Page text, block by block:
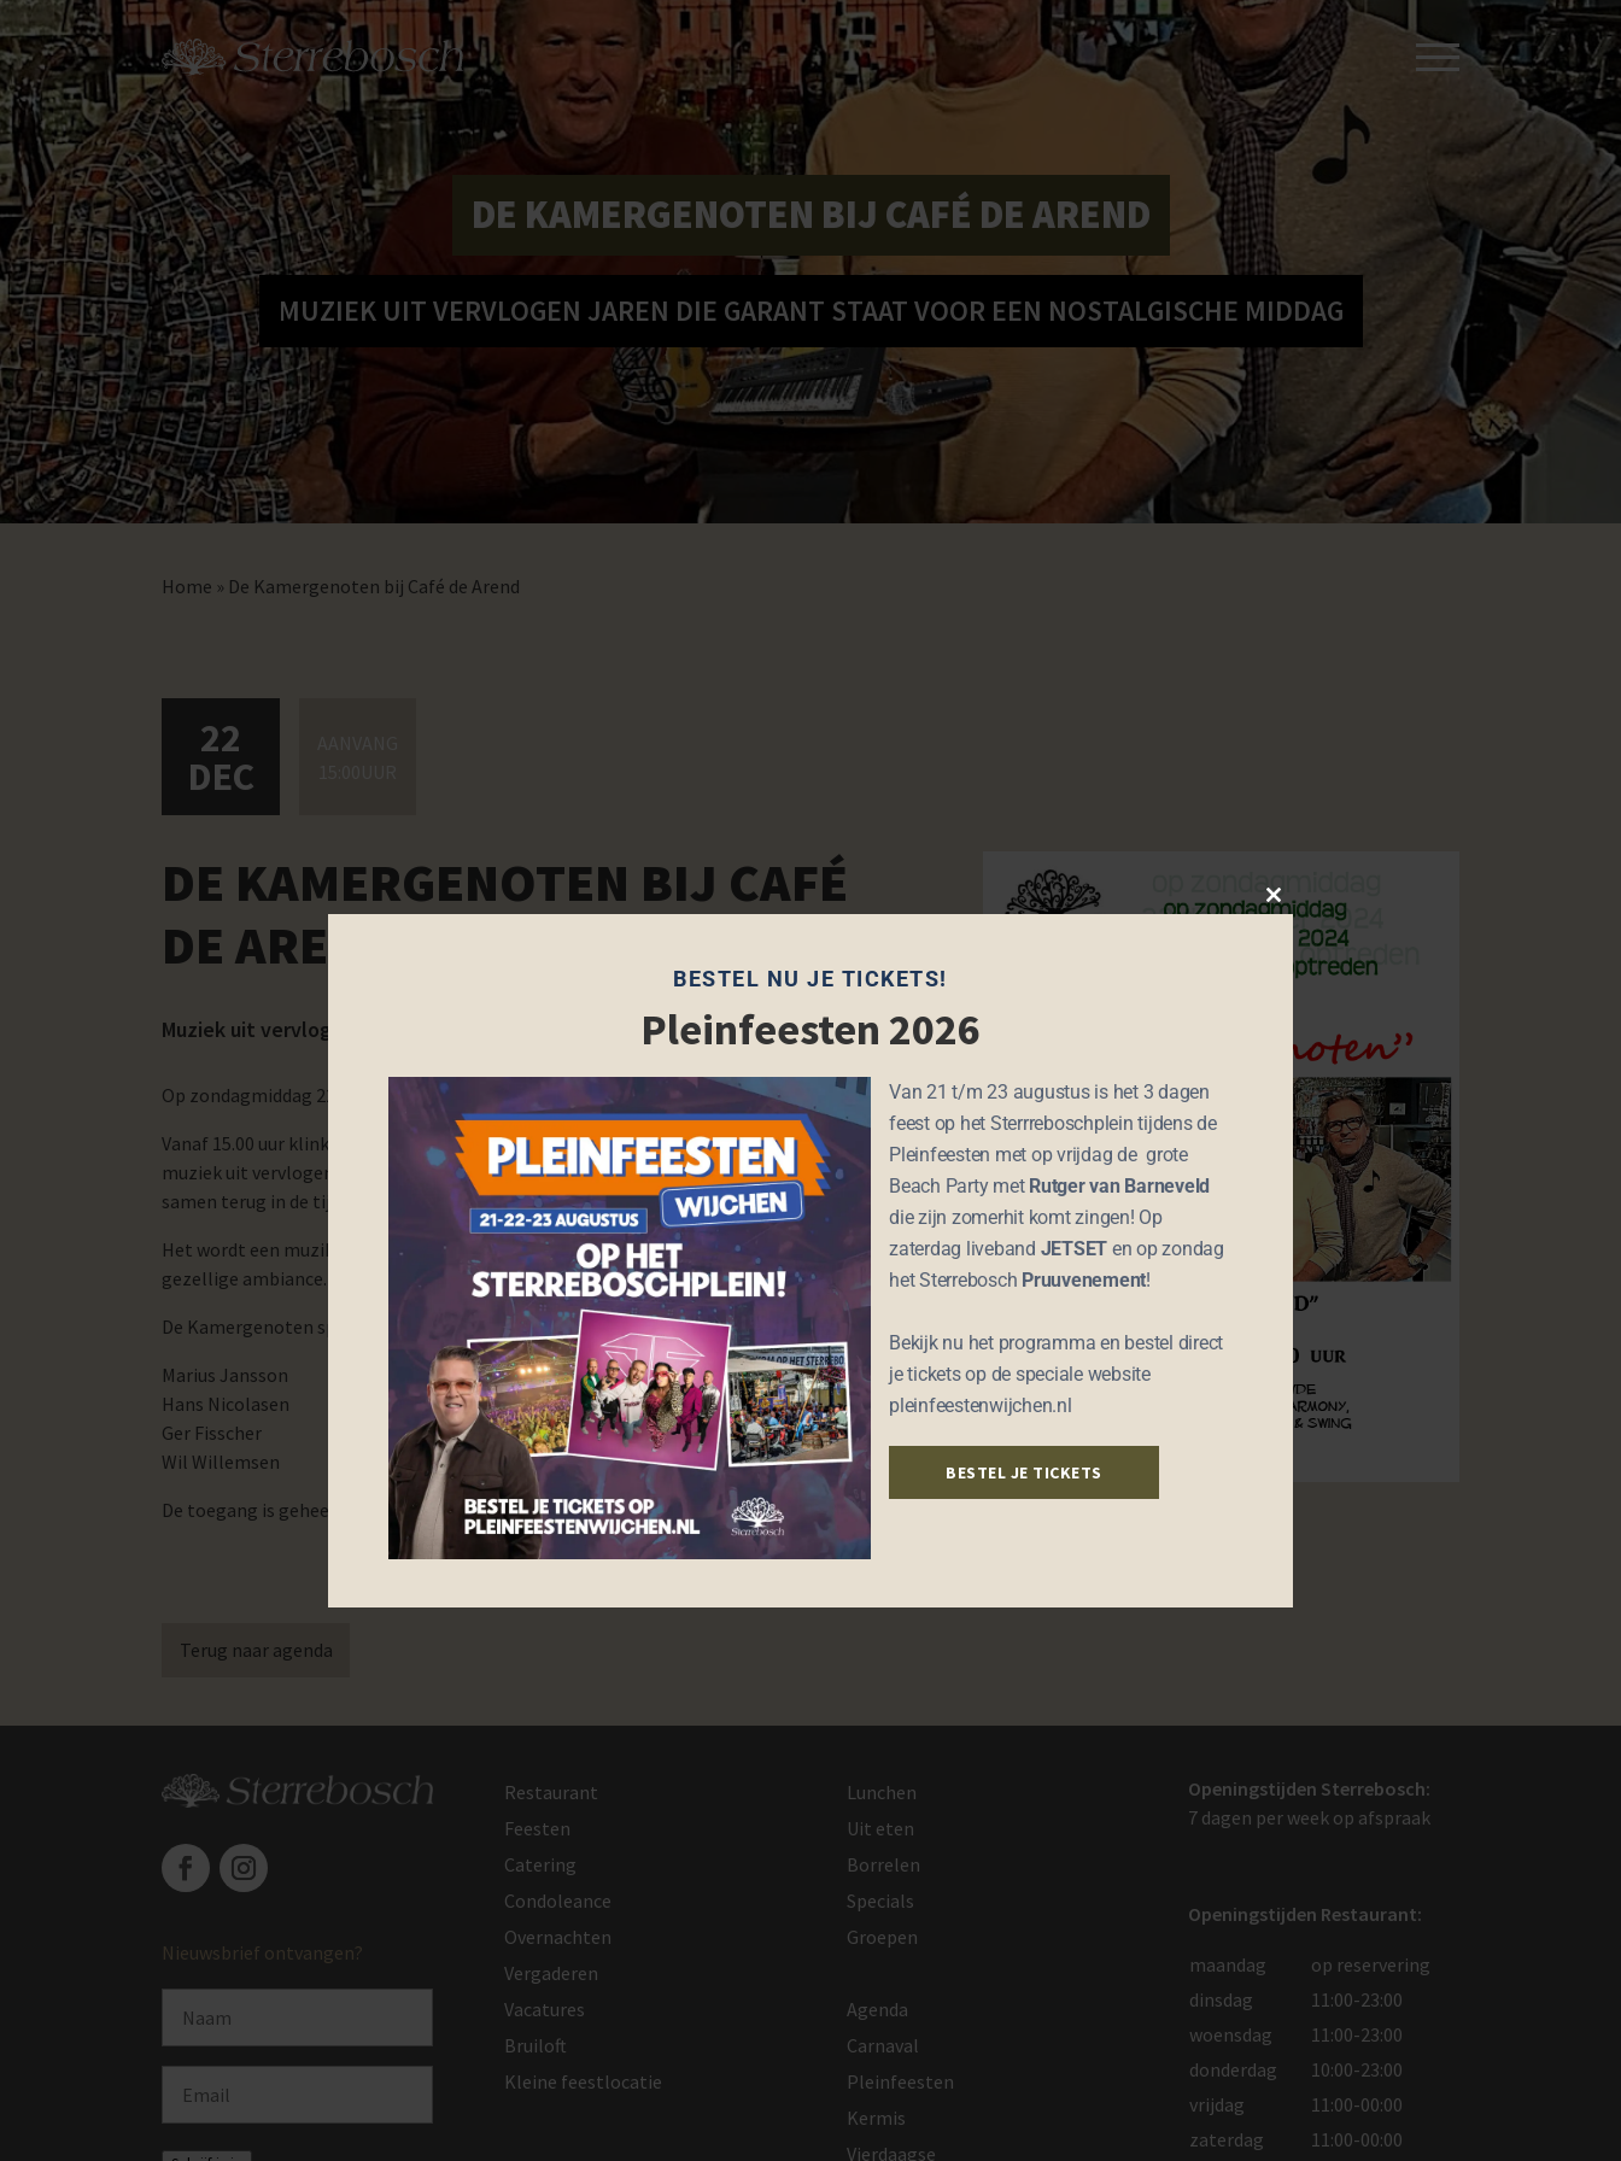
DE KAMERGENOTEN BIJ CAFÉ DE AREND
MUZIEK UIT VERVLOGEN JAREN DIE GARANT STAAT VOOR EEN NOSTALGISCHE MIDDAG
Home » De Kamergenoten bij Café de Arend
22
DEC
DE KAMERGENOTEN BIJ CAFÉ
DE AREND
Muziek uit vervlogen jaren die garant staat voor een nostalgische middag
Op zondagmiddag 22 december treden ‘De Kamergenoten’ op in Café De Arend in Wijchen.
Vanaf 15.00 uur klinkt er, op geheel eigen wijze en overgoten met een zelfgemaakte jus,
muziek uit vervlogen jaren die garant staat voor een nostalgische middag. Even heerlijk
samen terug in de tijd!
Het wordt een muzikaal feest van herkenning en de kerstsfeer zorgt uiteraard voor een
gezellige ambiance.
De Kamergenoten spelen ruim vier sets en bestaan uit:
Marius Jansson drums en zang
Hans Nicolasen basgitaar en zang
Ger Fisscher piano en zang
Wil Willemsen slaggitaar en zang
De toegang is geheel gratis!
Terug naar agenda
Nieuwsbrief ontvangen?
Restaurant
Feesten
Catering
Condoleance
Overnachten
Vergaderen
Vacatures
Bruiloft
Kleine feestlocatie
Lunchen
Uit eten
Borrelen
Specials
Groepen
Agenda
Carnaval
Pleinfeesten
Kermis
Vierdaagse
Openingstijden Sterrebosch:
7 dagen per week op afspraak
Openingstijden Restaurant:
maandag
op reservering
dinsdag
11:00-23:00
woensdag
11:00-23:00
donderdag
10:00-23:00
vrijdag
11:00-00:00
zaterdag
11:00-00:00
Close
module
BESTEL NU JE TICKETS!
Pleinfeesten 2026
Van 21 t/m 23 augustus is het 3 dagen
feest op het Sterrreboschplein tijdens de
Pleinfeesten met op vrijdag de grote
Beach Party metRutger van Barneveld
die zijn zomerhit komt zingen! Op
zaterdag liveband JETSET en op zondag
het Sterrebosch Pruuvenement!
Bekijk nu het programma en bestel direct
je tickets op de speciale website
pleinfeestenwijchen.nl
BESTEL JE TICKETS